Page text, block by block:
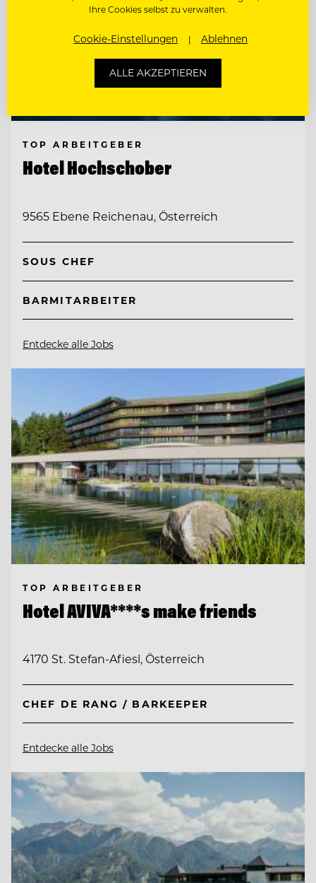
TOP ARBEITGEBER
Hotel Hochschober
9565 Ebene Reichenau, Österreich
SOUS CHEF
BARMITARBEITER
Entdecke alle Jobs
TOP ARBEITGEBER
Hotel AVIVA****s make friends
4170 St. Stefan-Afiesl, Österreich
CHEF DE RANG / BARKEEPER
Entdecke alle Jobs
Ihre Cookies selbst zu verwalten.
Cookie-Einstellungen Ablehnen
ALLE AKZEPTIEREN